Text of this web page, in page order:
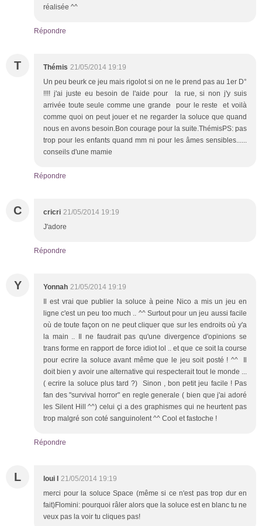
réalisée ^^
Répondre
T Thémis 21/05/2014 19:19
Un peu beurk ce jeu mais rigolot si on ne le prend pas au 1er D°
!!!! j'ai juste eu besoin de l'aide pour la rue, si non j'y suis
arrivée toute seule comme une grande pour le reste et voilà
comme quoi on peut jouer et ne regarder la soluce que quand
nous en avons besoin.Bon courage pour la suite.ThémisPS: pas
trop pour les enfants quand mm ni pour les âmes sensibles......
conseils d'une mamie
Répondre
C cricri 21/05/2014 19:19
J'adore
Répondre
Y Yonnah 21/05/2014 19:19
Il est vrai que publier la soluce à peine Nico a mis un jeu en
ligne c'est un peu too much .. ^^ Surtout pour un jeu aussi facile
où de toute façon on ne peut cliquer que sur les endroits où y'a
la main .. Il ne faudrait pas qu'une divergence d'opinions se
trans forme en rapport de force idiot lol .. et que ce soit la course
pour ecrire la soluce avant même que le jeu soit posté ! ^^ Il
doit bien y avoir une alternative qui respecterait tout le monde ...
( ecrire la soluce plus tard ?) Sinon , bon petit jeu facile ! Pas
fan des "survival horror" en regle generale ( bien que j'ai adoré
les Silent Hill ^^) celui çi a des graphismes qui ne heurtent pas
trop malgré son coté sanguinolent ^^ Cool et fastoche !
Répondre
L loui l 21/05/2014 19:19
merci pour la soluce Space (même si ce n'est pas trop dur en
fait)Flomini: pourquoi râler alors que la soluce est en blanc tu ne
veux pas la voir tu cliques pas!